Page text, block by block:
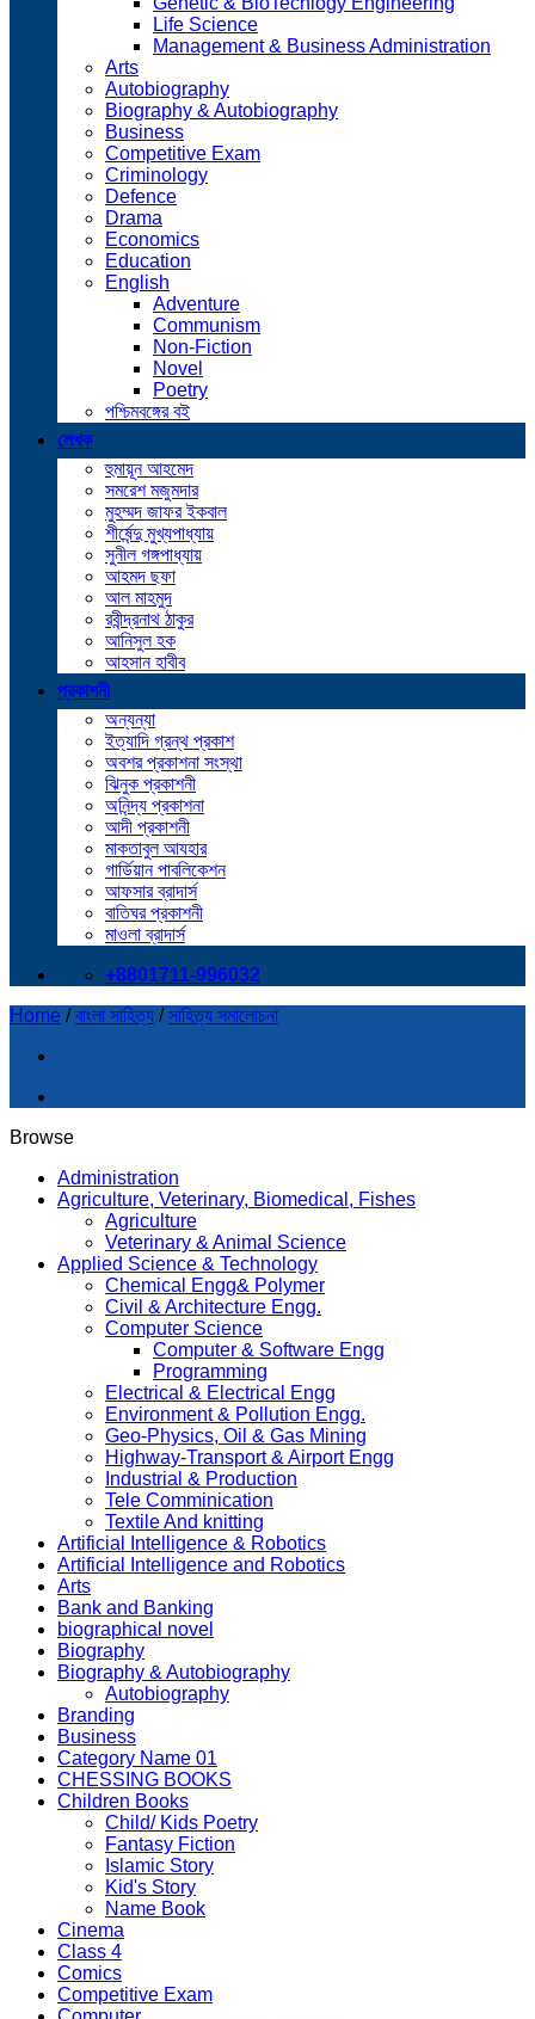
Life Science
Management & Business Administration
Arts
Autobiography
Biography & Autobiography
Business
Competitive Exam
Criminology
Defence
Drama
Economics
Education
English
Adventure
Communism
Non-Fiction
Novel
Poetry
পশ্চিমবঙ্গের বই
লেখক
হুমায়ূন আহমেদ
সমরেশ মজুমদার
মুহম্মদ জাফর ইকবাল
শীর্ষেন্দু মুখ্যপাধ্যায়
সুনীল গঙ্গপাধ্যায়
আহমদ ছফা
আল মাহমুদ
রবীন্দ্রনাথ ঠাকুর
আনিসুল হক
আহসান হাবীব
প্রকাশনী
অন্যন্যা
ইত্যাদি গ্রন্থ প্রকাশ
অবশর প্রকাশনা সংস্থা
ঝিনুক প্রকাশনী
অনিন্দ্য প্রকাশনা
আদী প্রকাশনী
মাকতাবুল আযহার
গার্ডিয়ান পাবলিকেশন
আফসার ব্রাদার্স
বাতিঘর প্রকাশনী
মাওলা ব্রাদার্স
+8801711-996032
Home / বাংলা সাহিত্য / সাহিত্য সমালোচনা
Browse
Administration
Agriculture, Veterinary, Biomedical, Fishes
Agriculture
Veterinary & Animal Science
Applied Science & Technology
Chemical Engg& Polymer
Civil & Architecture Engg.
Computer Science
Computer & Software Engg
Programming
Electrical & Electrical Engg
Environment & Pollution Engg.
Geo-Physics, Oil & Gas Mining
Highway-Transport & Airport Engg
Industrial & Production
Tele Comminication
Textile And knitting
Artificial Intelligence & Robotics
Artificial Intelligence and Robotics
Arts
Bank and Banking
biographical novel
Biography
Biography & Autobiography
Autobiography
Branding
Business
Category Name 01
CHESSING BOOKS
Children Books
Child/ Kids Poetry
Fantasy Fiction
Islamic Story
Kid's Story
Name Book
Cinema
Class 4
Comics
Competitive Exam